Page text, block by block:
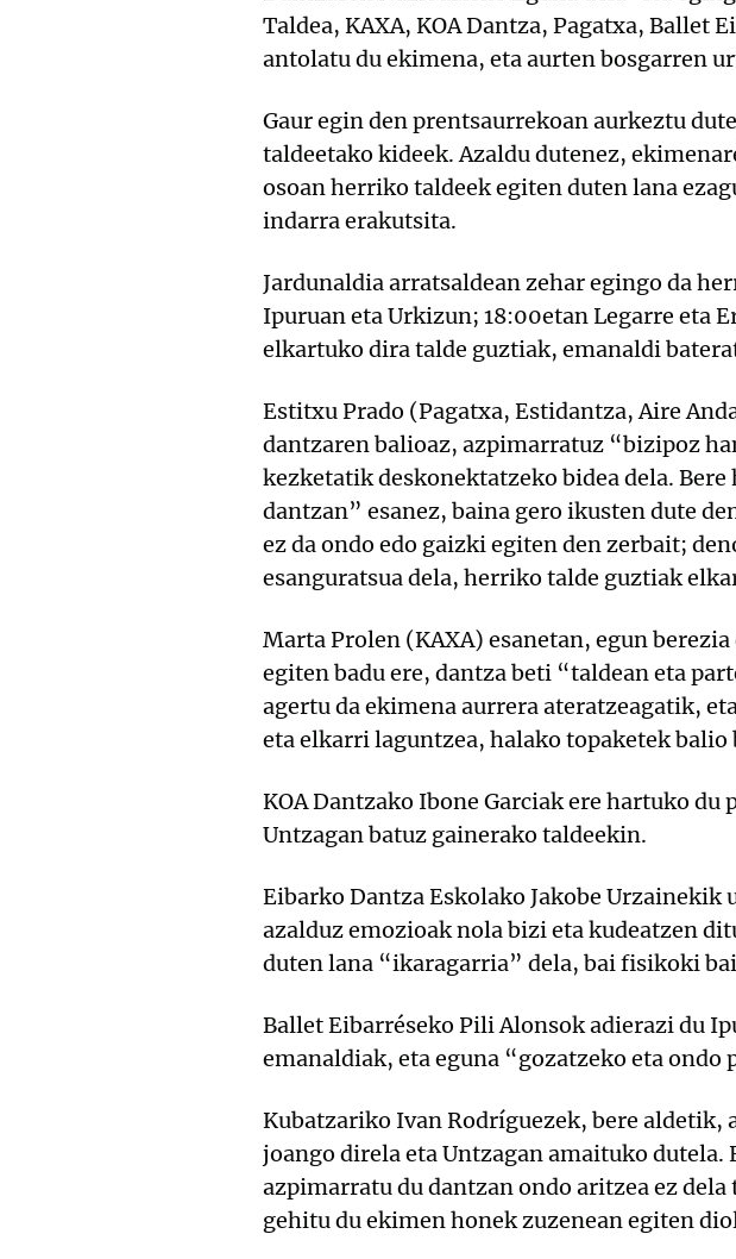
Taldea, KAXA, KOA Dantza, Pagatxa, Ballet
antolatu du ekimena, eta aurten bosgarren
Gaur egin den prentsaurrekoan aurkeztu
taldeetako kideek. Azaldu dutenez,
osoan herriko taldeek egiten duten lana
indarra erakutsita.
Jardunaldia arratsaldean zehar egingo da
Ipuruan eta Urkizun; 18:00etan Legarre eta
elkartuko dira talde guztiak, emanaldi
Estitxu Prado (Pagatxa, Estidantza, Aire
dantzaren balioaz, azpimarratuz “bizipoz
kezketatik deskonektatzeko bidea dela.
dantzan” esanez, baina gero ikusten dute
ez da ondo edo gaizki egiten den zerbait;
esanguratsua dela, herriko talde guztiak
Marta Prolen (KAXA) esanetan, egun
egiten badu ere, dantza beti “taldean eta
agertu da ekimena aurrera ateratzeagatik,
eta elkarri laguntzea, halako topaketek balio
KOA Dantzako Ibone Garciak ere hartuko
Untzagan batuz gainerako taldeekin.
Eibarko Dantza Eskolako Jakobe
azalduz emozioak nola bizi eta kudeatzen
duten lana “ikaragarria” dela, bai fisikoki
Ballet Eibarréseko Pili Alonsok adierazi du
emanaldiak, eta eguna “gozatzeko eta ondo
Kubatzariko Ivan Rodríguezek, bere aldetik,
joango direla eta Untzagan amaituko
azpimarratu du dantzan ondo aritzea ez
gehitu du ekimen honek zuzenean egiten